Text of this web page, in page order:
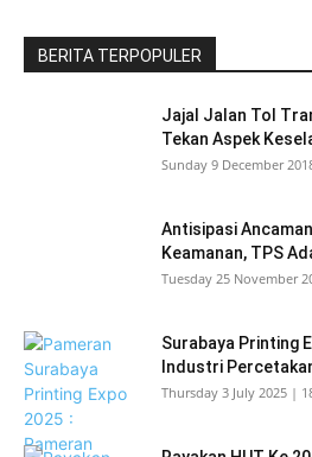
BERITA TERPOPULER
Jajal Jalan Tol
Tekan Aspek
Sunday 9 December
Antisipasi
Keamanan, TPS
Tuesday 25 November
Surabaya Printing
Industri
Thursday 3 July 2025 |